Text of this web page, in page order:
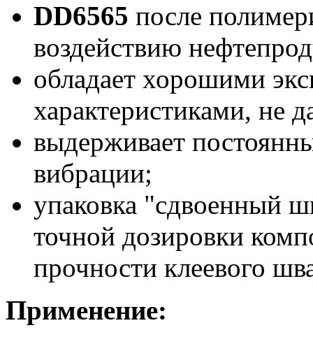
DD6565 после
воздействию
обладает хорошими
характеристиками, не
выдерживает
вибрации;
упаковка "сдвоенный
точной дозировки
прочности клеевого
Применение: